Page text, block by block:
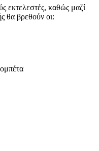
εκτελεστές, καθώς μαζί
θα βρεθούν οι: